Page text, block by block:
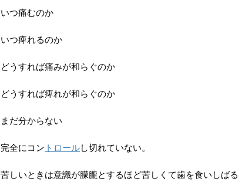
いつ痛むのか
いつ痺れるのか
どうすれば痛みが和らぐのか
どうすれば痺れが和らぐのか
まだ分からない
完全にコン トロールし切れていない。
苦しいときは意識が朦朧とするほど苦しくて歯を食いしばる